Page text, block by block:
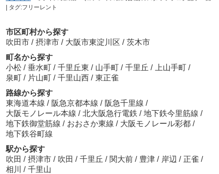
| タグ:フリーレント
市区町村から探す
吹田市 / 摂津市 / 大阪市東淀川区 / 茨木市
町名から探す
小松 / 垂水町 / 千里丘東 / 山手町 / 千里丘 / 上山手町 /
泉町 / 片山町 / 千里山西 / 東正雀
路線から探す
東海道本線 / 阪急京都本線 / 阪急千里線 /
大阪モノレール本線 / 北大阪急行電鉄 / 地下鉄今里筋線 /
地下鉄御堂筋線 / おおさか東線 / 大阪モノレール彩都 /
地下鉄谷町線
駅から探す
吹田 / 摂津市 / 吹田 / 千里丘 / 関大前 / 豊津 / 岸辺 / 正雀 /
相川
/ 千里山